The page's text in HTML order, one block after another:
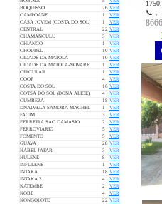
BOQUISSO
26 VER
CAMPOANE
1
VER
CASA JOVEM (COSTA DO SOL)
1
VER
CENTRAL
22 VER
CHAMANCULU
3
VER
CHIANGO
1
VER
CHOUPAL
10 VER
CIDADE DA MATOLA
10 VER
CIDADE DA MATOLA-NOVARE
1
VER
CIRCULAR
1
VER
COOP
4
VER
COSTA DO SOL
16 VER
COTSA DO SOL (DONA ALICE)
4
VER
CUMBEZA
18 VER
DNALVELA SAMORA MACHEL
1
VER
FACIM
3
VER
FERREIRA SAO DAMASIO
2
VER
FERROVIARIO
5
VER
FOMENTO
5
VER
GUAVA
28 VER
HABEL-JAFAR
3
VER
HULENE
8
VER
INFULENE
1
VER
INTAKA
18 VER
INTAKA 2
4
VER
KATEMBE
2
VER
KOBE
4
VER
KONGOLOTE
22 VER
📞